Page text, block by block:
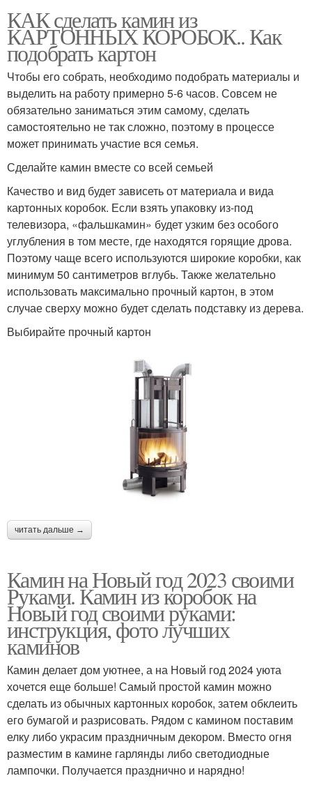
КАК сделать камин из
КАРТОННЫХ КОРОБОК.. Как
подобрать картон
Чтобы его собрать, необходимо подобрать материалы и
выделить на работу примерно 5-6 часов. Совсем не
обязательно заниматься этим самому, сделать
самостоятельно не так сложно, поэтому в процессе
может принимать участие вся семья.
Сделайте камин вместе со всей семьей
Качество и вид будет зависеть от материала и вида
картонных коробок. Если взять упаковку из-под
телевизора, «фальшкамин» будет узким без особого
углубления в том месте, где находятся горящие дрова.
Поэтому чаще всего используются широкие коробки, как
минимум 50 сантиметров вглубь. Также желательно
использовать максимально прочный картон, в этом
случае сверху можно будет сделать подставку из дерева.
Выбирайте прочный картон
читать дальше →
Камин на Новый год 2023 своими
Руками. Камин из коробок на
Новый год своими руками:
инструкция, фото лучших
каминов
Камин делает дом уютнее, а на Новый год 2024 уюта
хочется еще больше! Самый простой камин можно
сделать из обычных картонных коробок, затем обклеить
его бумагой и разрисовать. Рядом с камином поставим
елку либо украсим праздничным декором. Вместо огня
разместим в камине гарлянды либо светодиодные
лампочки. Получается празднично и нарядно!